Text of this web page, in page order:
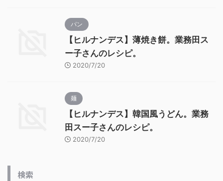
パン
【ヒルナンデス】薄焼き餅。業務田ス
ー子さんのレシピ。
2020/7/20
麺
【ヒルナンデス】韓国風うどん。業務
田スー子さんのレシピ。
2020/7/20
検索